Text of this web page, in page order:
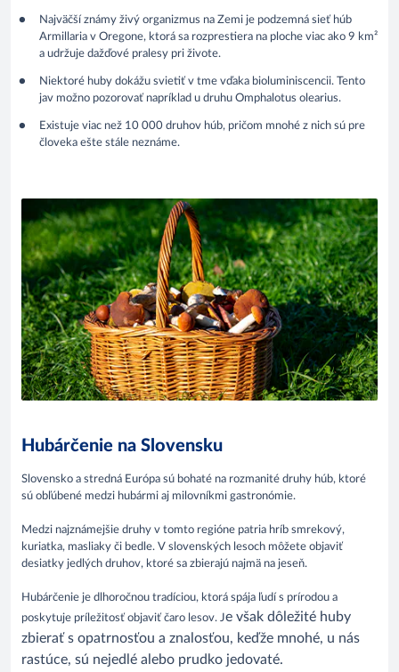
Najväčší známy živý organizmus na Zemi je podzemná sieť húb
Armillaria v Oregone, ktorá sa rozprestiera na ploche viac ako 9 km²
a udržuje dažďové pralesy pri živote.
Niektoré huby dokážu svietiť v tme vďaka bioluminiscencii. Tento
jav možno pozorovať napríklad u druhu Omphalotus olearius.
Existuje viac než 10 000 druhov húb, pričom mnohé z nich sú pre
človeka ešte stále neznáme.
Hubárčenie na Slovensku
Slovensko a stredná Európa sú bohaté na rozmanité druhy húb, ktoré
sú obľúbené medzi hubármi aj milovníkmi gastronómie.
Medzi najznámejšie druhy v tomto regióne patria hríb smrekový,
kuriatka, masliaky či bedle. V slovenských lesoch môžete objaviť
desiatky jedlých druhov, ktoré sa zbierajú najmä na jeseň.
Hubárčenie je dlhoročnou tradíciou, ktorá spája ľudí s prírodou a
poskytuje príležitosť objaviť čaro lesov. Je však dôležité huby
zbierať s opatrnosťou a znalosťou, keďže mnohé, u nás
rastúce, sú nejedlé alebo prudko jedovaté.